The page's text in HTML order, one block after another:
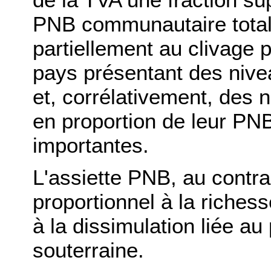
PNB communautaire
partiellement au clivage
pays présentant des
et, corrélativement, des
en proportion de leur
importantes.
L'assiette PNB, au
proportionnel à la
à la dissimulation liée
souterraine.